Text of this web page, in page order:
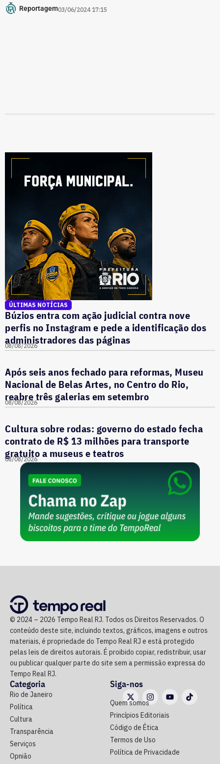
Reportagem03/06/2024 17:15
ÚLTIMAS NOTÍCIAS
Búzios entra com ação judicial contra nove
perfis no Instagram e pede a identificação dos
administradores das páginas
08/08/2026
Após seis anos fechado para reformas, Museu
Nacional de Belas Artes, no Centro do Rio,
reabre três galerias em setembro
08/08/2026
Cultura sobre rodas: governo do estado fecha
contrato de R$ 13 milhões para transporte
gratuito a museus e teatros
08/08/2026
© 2024 – 2026 Tempo Real RJ. Todos os Direitos Reservados. O
conteúdo deste site, incluindo textos, gráficos, imagens e outros
materiais, é propriedade do Tempo Real RJ e está protegido
pelas leis de direitos autorais. É proibido copiar, redistribuir, usar
ou publicar qualquer parte do site sem a permissão expressa do
Tempo Real RJ.
Categoria
Rio de Janeiro
Política
Cultura
Transparência
Serviços
Opnião
Siga-nos
Quem somos
Princípios Editoriais
Código de Ética
Termos de Uso
Política de Privacidade